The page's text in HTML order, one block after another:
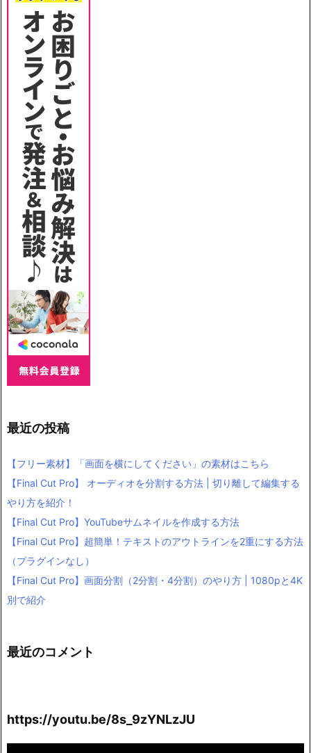
最近の投稿
【フリー素材】「画面を横にしてください」の素材はこちら
【Final Cut Pro】 オーディオを分割する方法 | 切り離して編集する
やり方を紹介！
【Final Cut Pro】YouTubeサムネイルを作成する方法
【Final Cut Pro】超簡単！テキストのアウトラインを2重にする方法
（プラグインなし）
【Final Cut Pro】画面分割（2分割・4分割）のやり方 | 1080pと4K
別で紹介
最近のコメント
https://youtu.be/8s_9zYNLzJU